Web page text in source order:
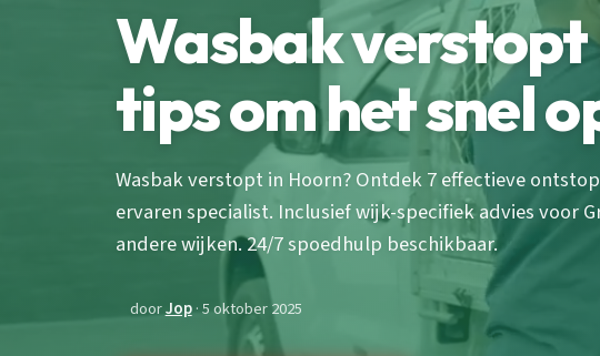
Wasbak verstopt
tips om het snel
Wasbak verstopt in Hoorn? Ontdek 7 effectieve
ervaren specialist. Inclusief wijk-specifiek advies voor
andere wijken. 24/7 spoedhulp beschikbaar.
doorJop· 5 oktober 2025